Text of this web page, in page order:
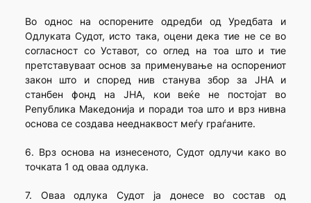
Во однос на оспорените одредби од Уредбата и
Одлуката Судот, исто така, оцени дека тие не се во
согласност со Уставот, со оглед на тоа што и тие
претставуваат основ за применување на оспорениот
закон што и според нив станува збор за ЈНА и
станбен фонд на ЈНА, кои веќе не постојат во
Република Македонија и поради тоа што и врз нивна
основа се создава нееднаквост меѓу граѓаните.
6. Врз основа на изнесеното, Судот одлучи како во
точката 1 од оваа одлука.
7. Оваа одлука Судот ја донесе во состав од